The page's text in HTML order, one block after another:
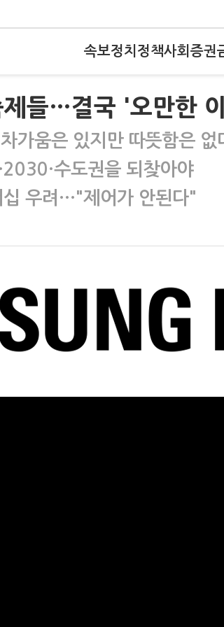
속보정치 정책사회 증권
제들…결국 '오만한
가움은 있지만 따뜻함은 없
수도권을 되찾아야
십 우려…"제어가 안된다"